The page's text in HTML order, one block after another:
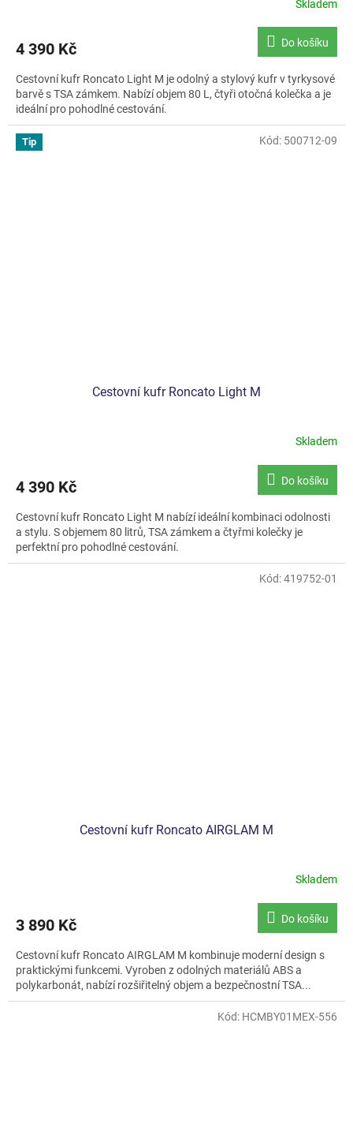
Skladem
4 390 Kč Do košíku
Cestovní kufr Roncato Light M je odolný a stylový kufr v tyrkysové
barvě s TSA zámkem. Nabízí objem 80 L, čtyři otočná kolečka a je
ideální pro pohodlné cestování.
Tip
Cestovní kufr Roncato Light M
je
z
5
hvězdiček.
Skladem
4 390 Kč Do košíku
Cestovní kufr Roncato Light M nabízí ideální kombinaci odolnosti
a stylu. S objemem 80 litrů, TSA zámkem a čtyřmi kolečky je
perfektní pro pohodlné cestování.
Kód: 500712-09
Cestovní kufr Roncato AIRGLAM M
Skladem
3 890 Kč Do košíku
Cestovní kufr Roncato AIRGLAM M kombinuje moderní design s
praktickými funkcemi. Vyroben z odolných materiálů ABS a
polykarbonát, nabízí rozšiřitelný objem a bezpečnostní TSA...
Kód:419752-01
Kód: HCMBY01MEX-556